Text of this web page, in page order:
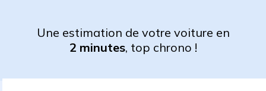
Une estimation de votre voiture en
2 minutes, top chrono !